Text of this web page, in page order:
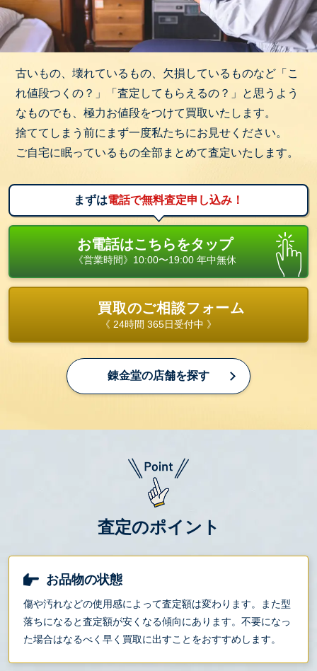
古いもの、壊れているもの、欠損しているものなど「こ
れ値段つくの？」「査定してもらえるの？」と思うよう
なものでも、極力お値段をつけて買取いたします。
捨ててしまう前にまず一度私たちにお見せください。
ご自宅に眠っているもの全部まとめて査定いたします。
まずは電話で無料査定申し込み！
お電話はこちらをタップ
《営業時間》10:00〜19:00 年中無休
買取のご相談フォーム
《 24時間 365日受付中 》
錬金堂の店舗を探す
査定のポイント
お品物の状態
傷や汚れなどの使用感によって査定額は変わります。また型
落ちになると査定額が安くなる傾向にあります。不要になっ
た場合はなるべく早く買取に出すことをおすすめします。